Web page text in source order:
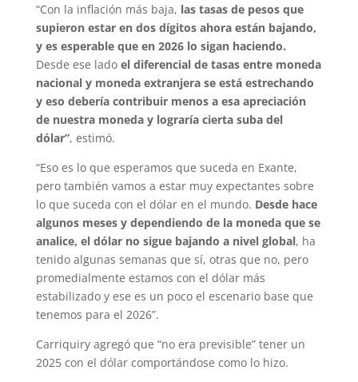
“Con la inflación más baja, las tasas de pesos que
supieron estar en dos dígitos ahora están bajando,
y es esperable que en 2026 lo sigan haciendo.
Desde ese lado el diferencial de tasas entre moneda
nacional y moneda extranjera se está estrechando
y eso debería contribuir menos a esa apreciación
de nuestra moneda y lograría cierta suba del
dólar”, estimó.
“Eso es lo que esperamos que suceda en Exante,
pero también vamos a estar muy expectantes sobre
lo que suceda con el dólar en el mundo. Desde hace
algunos meses y dependiendo de la moneda que se
analice, el dólar no sigue bajando a nivel global, ha
tenido algunas semanas que sí, otras que no, pero
promedialmente estamos con el dólar más
estabilizado y ese es un poco el escenario base que
tenemos para el 2026”.
Carriquiry agregó que “no era previsible” tener un
2025 con el dólar comportándose como lo hizo.